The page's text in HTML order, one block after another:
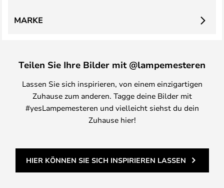
MARKE
Teilen Sie Ihre Bilder mit @lampemesteren
Lassen Sie sich inspirieren, von einem einzigartigen
Zuhause zum anderen. Tagge deine Bilder mit
#yesLampemesteren und vielleicht siehst du dein
Zuhause hier!
HIER KÖNNEN SIE SICH INSPIRIEREN LASSEN